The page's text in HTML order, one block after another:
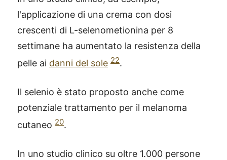
l'applicazione di una crema con dosi
crescenti di L-selenometionina per 8
settimane ha aumentato la resistenza della
pelle ai danni del sole 22.
Il selenio è stato proposto anche come
potenziale trattamento per il melanoma
cutaneo 20.
In uno studio clinico su oltre 1.000 persone